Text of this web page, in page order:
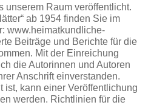
unserem Raum veröffentlicht.
ab 1954 finden Sie im
www.heimatkundliche-
Beiträge und Berichte für die
Mit der Einreichung
die Autorinnen und Autoren
Anschrift einverstanden.
ist, kann einer Veröffentlichung
werden. Richtlinien für die